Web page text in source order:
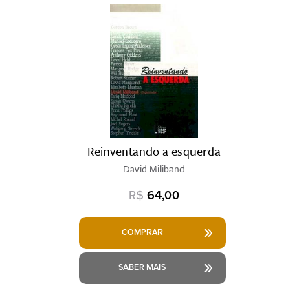
Reinventando a esquerda
David Miliband
R$ 64,00
COMPRAR
SABER MAIS